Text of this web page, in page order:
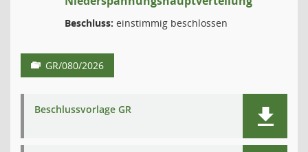
Beschluss: einstimmig beschlossen
GR/080/2026
Beschlussvorlage GR